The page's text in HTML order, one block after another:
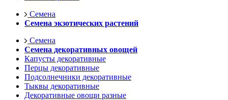
Семена
Семена экзотических растений
Семена
Семена декоративных овощей
Капусты декоративные
Перцы декоративные
Подсолнечники декоративные
Тыквы декоративные
Декоративные овощи разные